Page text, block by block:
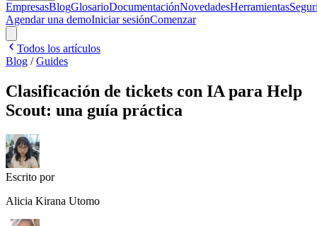
EmpresasBlogGlosarioDocumentaciónNovedadesHerramientas
Agendar una demoIniciar sesiónComenzar
Todos los artículos
Blog /Guides
Clasificación de tickets con IA para Help
Scout: una guía práctica
Escrito por
Alicia Kirana Utomo